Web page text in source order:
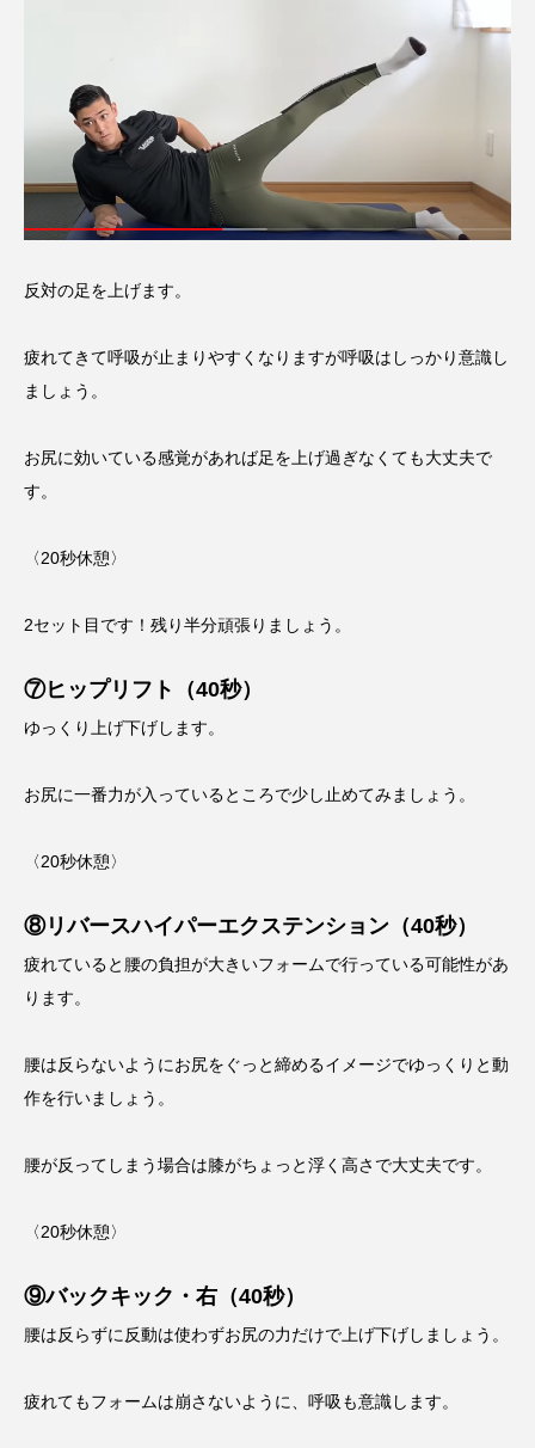
反対の足を上げます。
疲れてきて呼吸が止まりやすくなりますが呼吸はしっかり意識し
ましょう。
お尻に効いている感覚があれば足を上げ過ぎなくても大丈夫で
す。
〈20秒休憩〉
2セット目です！残り半分頑張りましょう。
⑦ヒップリフト（40秒）
ゆっくり上げ下げします。
お尻に一番力が入っているところで少し止めてみましょう。
〈20秒休憩〉
⑧リバースハイパーエクステンション（40秒）
疲れていると腰の負担が大きいフォームで行っている可能性があ
ります。
腰は反らないようにお尻をぐっと締めるイメージでゆっくりと動
作を行いましょう。
腰が反ってしまう場合は膝がちょっと浮く高さで大丈夫です。
〈20秒休憩〉
⑨バックキック・右（40秒）
腰は反らずに反動は使わずお尻の力だけで上げ下げしましょう。
疲れてもフォームは崩さないように、呼吸も意識します。